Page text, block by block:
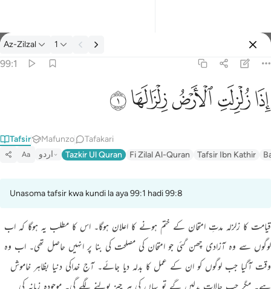
Tafsir: Az-Zilzal 99:1
Az-Zilzal 1
99:1
ﱵﱶﱷﱸﱹ
Tafsir Mafunzo Tafakari
Aa اردو Tazkir Ul Quran Fi Zilal Al-Quran Tafsir Ibn Kathir
Unasoma tafsir kwa kundi la aya 99:1 hadi 99:8
قیامت کا زلزلہ مدتِ امتحان کے ختم ہونے کا اعلان ہوگا۔ اس کا مطلب یہ ہوگا کہ اب
لوگوں سے وہ آزادی چھن گئی جو امتحان کی مصلحت کی بنا پر انہیں حاصل تھی۔ اب وہ
وقت آگیا جب لوگوں کو ان کے عمل کا بدلہ دیا جائے۔ آج خداکی دنیا بظاہر خاموش
ہے۔ مگر جب حالات بدلیں گے تو یہاں کی ہر چیز بولنے لگے گی۔ موجودہ زمانہ کی